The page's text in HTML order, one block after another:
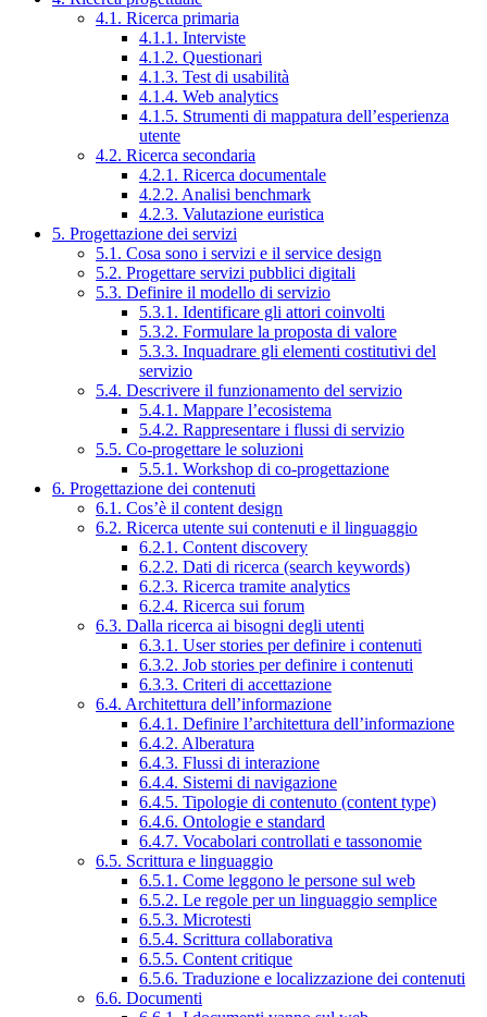
4.1. Ricerca primaria
4.1.1. Interviste
4.1.2. Questionari
4.1.3. Test di usabilità
4.1.4. Web analytics
4.1.5. Strumenti di mappatura dell’esperienza
utente
4.2. Ricerca secondaria
4.2.1. Ricerca documentale
4.2.2. Analisi benchmark
4.2.3. Valutazione euristica
5. Progettazione dei servizi
5.1. Cosa sono i servizi e il service design
5.2. Progettare servizi pubblici digitali
5.3. Definire il modello di servizio
5.3.1. Identificare gli attori coinvolti
5.3.2. Formulare la proposta di valore
5.3.3. Inquadrare gli elementi costitutivi del
servizio
5.4. Descrivere il funzionamento del servizio
5.4.1. Mappare l’ecosistema
5.4.2. Rappresentare i flussi di servizio
5.5. Co-progettare le soluzioni
5.5.1. Workshop di co-progettazione
6. Progettazione dei contenuti
6.1. Cos’è il content design
6.2. Ricerca utente sui contenuti e il linguaggio
6.2.1. Content discovery
6.2.2. Dati di ricerca (search keywords)
6.2.3. Ricerca tramite analytics
6.2.4. Ricerca sui forum
6.3. Dalla ricerca ai bisogni degli utenti
6.3.1. User stories per definire i contenuti
6.3.2. Job stories per definire i contenuti
6.3.3. Criteri di accettazione
6.4. Architettura dell’informazione
6.4.1. Definire l’architettura dell’informazione
6.4.2. Alberatura
6.4.3. Flussi di interazione
6.4.4. Sistemi di navigazione
6.4.5. Tipologie di contenuto (content type)
6.4.6. Ontologie e standard
6.4.7. Vocabolari controllati e tassonomie
6.5. Scrittura e linguaggio
6.5.1. Come leggono le persone sul web
6.5.2. Le regole per un linguaggio semplice
6.5.3. Microtesti
6.5.4. Scrittura collaborativa
6.5.5. Content critique
6.5.6. Traduzione e localizzazione dei contenuti
6.6. Documenti